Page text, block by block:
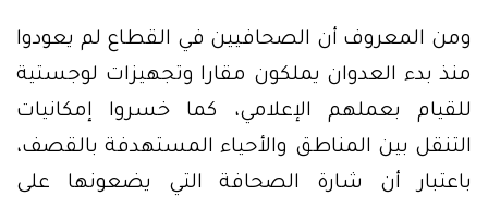
ومن المعروف أن الصحافيين في القطاع لم يعودوا
منذ بدء العدوان يملكون مقارا وتجهيزات لوجستية
للقيام بعملهم الإعلامي، كما خسروا إمكانيات
التنقل بين المناطق والأحياء المستهدفة بالقصف،
باعتبار أن شارة الصحافة التي يضعونها على